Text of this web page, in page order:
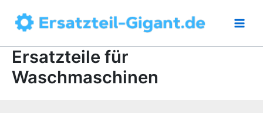
Inhalt
springen
Ersatzteile für
Waschmaschinen